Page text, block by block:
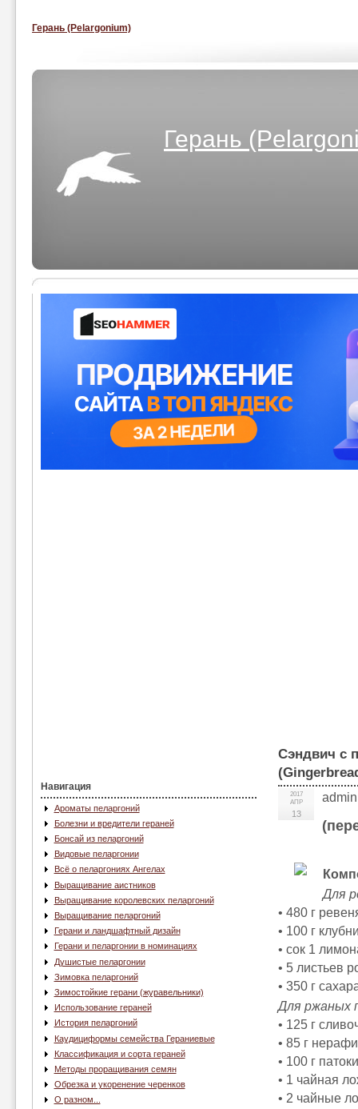
Герань (Pelargonium)
Герань
Навигация
Ароматы пеларгоний
Болезни и вредители гераней
Бонсай из пеларгоний
Видовые пеларгонии
Всё о пеларгониях Ангелах
Выращивание аистников
Выращивание королевских пеларгоний
Выращивание пеларгоний
Герани и ландшафтный дизайн
Герани и пеларгонии в номинациях
Душистые пеларгонии
Зимовка пеларгоний
Зимостойкие герани (журавельники)
Использование гераней
История пеларгоний
Каудициформы семейства Гераниевые
Классификация и сорта гераней
Методы проращивания семян
Обрезка и укоренение черенков
О разном...
Сэндвич с
2017
АПР
13
admin
Для
• 480 г
• 100 г
• сок 1
• 5 листьев
• 350 г
Для ржаных
• 125 г
• 85 г
• 100 г
• 1 чайная
• 2 чайные